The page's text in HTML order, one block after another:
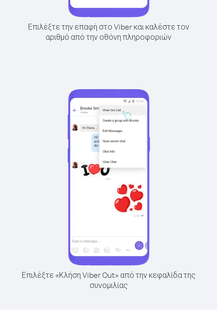
Επιλέξτε την επαφή στο Viber και καλέστε τον
αριθμό από την οθόνη πληροφοριών
Επιλέξτε «Κλήση Viber Out» από την κεφαλίδα της
συνομιλίας